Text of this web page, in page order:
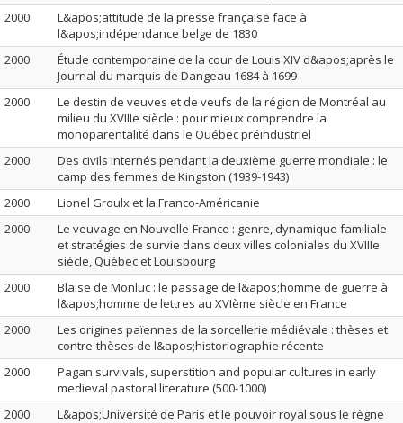
2000
L&apos;attitude de la presse française face à
l&apos;indépendance belge de 1830
2000
Étude contemporaine de la cour de Louis XIV d&apos;après le
Journal du marquis de Dangeau 1684 à 1699
2000
Le destin de veuves et de veufs de la région de Montréal au
milieu du XVIIIe siècle : pour mieux comprendre la
monoparentalité dans le Québec préindustriel
2000
Des civils internés pendant la deuxième guerre mondiale : le
camp des femmes de Kingston (1939-1943)
2000
Lionel Groulx et la Franco-Américanie
2000
Le veuvage en Nouvelle-France : genre, dynamique familiale
et stratégies de survie dans deux villes coloniales du XVIIIe
siècle, Québec et Louisbourg
2000
Blaise de Monluc : le passage de l&apos;homme de guerre à
l&apos;homme de lettres au XVIème siècle en France
2000
Les origines païennes de la sorcellerie médiévale : thèses et
contre-thèses de l&apos;historiographie récente
2000
Pagan survivals, superstition and popular cultures in early
medieval pastoral literature (500-1000)
2000
L&apos;Université de Paris et le pouvoir royal sous le règne